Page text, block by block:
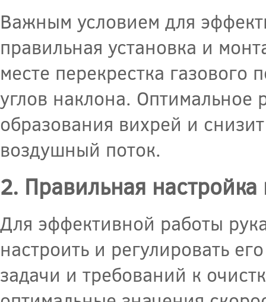
Важным условием для
правильная установка и
месте перекрестка газового
углов наклона. Оптимальное
образования вихрей и
воздушный поток.
2. Правильная настройка
Для эффективной работы
настроить и регулировать
задачи и требований к